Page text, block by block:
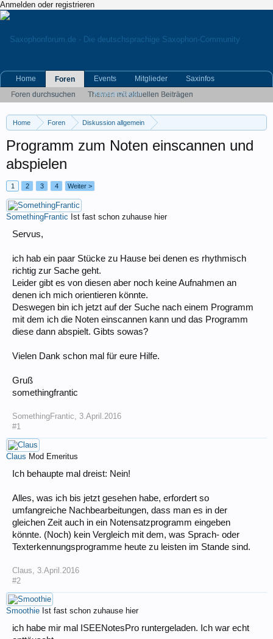
Anmelden oder registrieren
Home Foren
Diskussion allgemein
Programm zum Noten einscannen und
abspielen
1 2 3 4 Weiter >
SomethingFrantic Ist fast schon zuhause hier
Servus,
ich hab ein paar Stücke zu Hause bei denen es rhythmisch
richtig zur Sache geht.
Leider gibt es von diesen aber noch keine Aufnahmen an
denen ich mich orientieren könnte.
Deswegen bin ich jetzt auf der Suche nach einem Programm
mit dem ich die Noten einscannen kann und das Programm
diese dann abspielt. Gibts sowas?
Vielen Dank schon mal für eure Hilfe.
Gruß
somethingfrantic
SomethingFrantic, 3.April.2016
#1
Claus Mod Emeritus
Ich behaupte mal dreist: Nein!
Alles, was ich bis jetzt gesehen habe, erfordert so
umfangreiche Nachbearbeitungen, dass man es in der
gleichen Zeit auch in ein Notensatzprogramm eingeben
könnte. (Noch) kein Vergleich mit dem, was Sprach- oder
Texterkennungsprogramme heute zu leisten im Stande sind.
Claus, 3.April.2016
#2
Smoothie Ist fast schon zuhause hier
ich habe mir mal ISEENotesPro runtergeladen. Ich war echt
Home
Foren
Foren durchsuchen
Themen mit aktuellen Beiträgen
Events Mitglieder
Saxinfos
Kleinanzeigen